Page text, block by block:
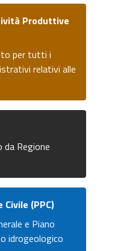
Produttive
per tutti i
relativi alle
Regione
(PPC)
e Piano
idrogeologico